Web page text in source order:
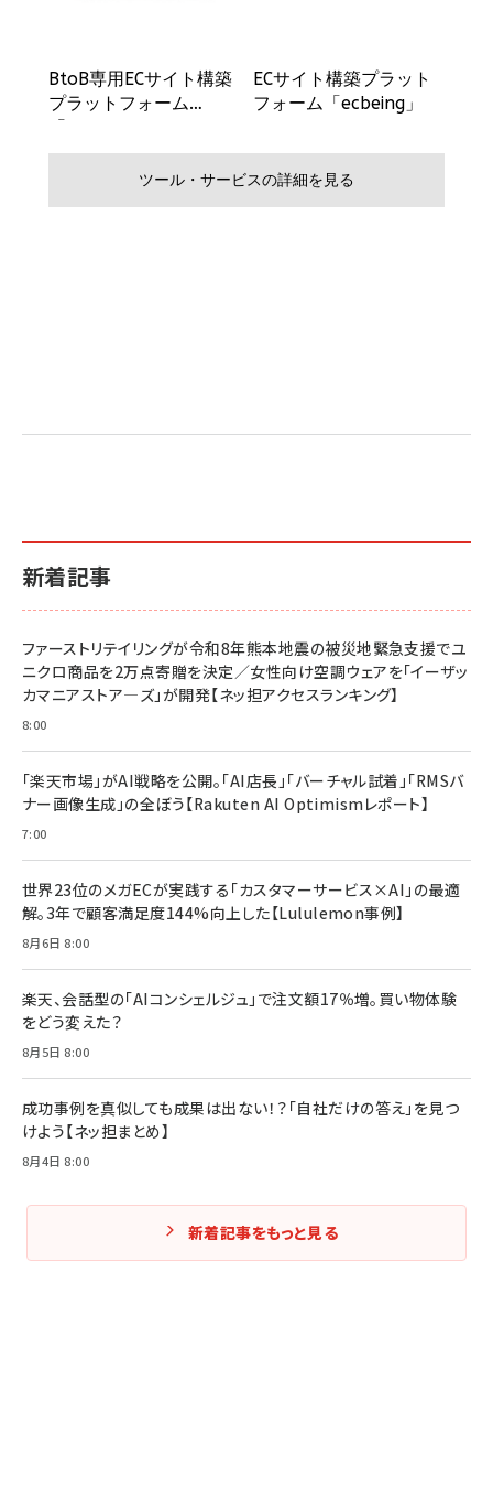
新着記事
ファーストリテイリングが令和8年熊本地震の被災地緊急支援でユ
ニクロ商品を2万点寄贈を決定／女性向け空調ウェアを「イーザッ
カマニアストア―ズ」が開発【ネッ担アクセスランキング】
8:00
「楽天市場」がAI戦略を公開。「AI店長」「バーチャル試着」「RMSバ
ナー画像生成」の全ぼう【Rakuten AI Optimismレポート】
7:00
世界23位のメガECが実践する「カスタマーサービス×AI」の最適
解。3年で顧客満足度144%向上した【Lululemon事例】
8月6日 8:00
楽天、会話型の「AIコンシェルジュ」で注文額17％増。買い物体験
をどう変えた？
8月5日 8:00
成功事例を真似しても成果は出ない！？「自社だけの答え」を見つ
けよう【ネッ担まとめ】
8月4日 8:00
新着記事をもっと見る